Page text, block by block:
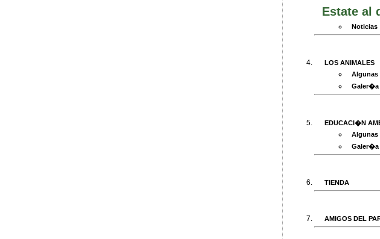
Estate al
Noticias
LOS ANIMALES
Algunas
EDUCACI�N
Algunas
TIENDA
AMIGOS DEL